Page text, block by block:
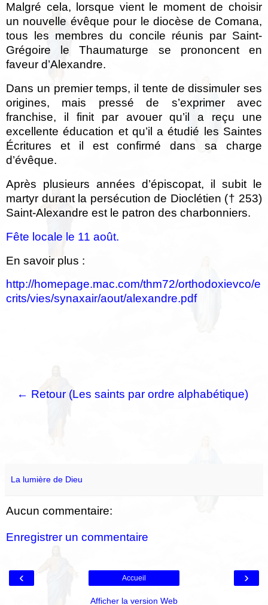
Malgré cela, lorsque vient le moment de choisir
un nouvelle évêque pour le diocèse de Comana,
tous les membres du concile réunis par Saint-
Grégoire le Thaumaturge se prononcent en
faveur d’Alexandre.
Dans un premier temps, il tente de dissimuler ses
origines, mais pressé de s’exprimer avec
franchise, il finit par avouer qu’il a reçu une
excellente éducation et qu’il a étudié les Saintes
Écritures et il est confirmé dans sa charge
d’évêque.
Après plusieurs années d’épiscopat, il subit le
martyr durant la persécution de Dioclétien († 253)
Saint-Alexandre est le patron des charbonniers.
Fête locale le 11 août.
En savoir plus :
http://homepage.mac.com/thm72/orthodoxievco/e
crits/vies/synaxair/aout/alexandre.pdf
← Retour (Les saints par ordre alphabétique)
La lumière de Dieu
Aucun commentaire:
Enregistrer un commentaire
‹ ›
Accueil
Afficher la version Web